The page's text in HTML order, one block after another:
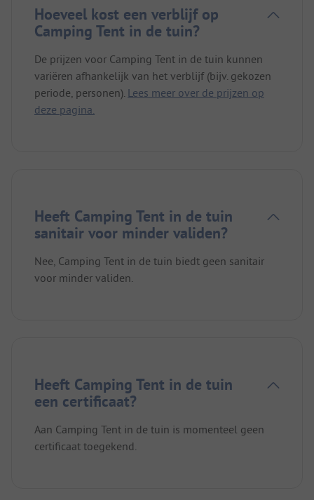
Hoeveel kost een verblijf op
Camping Tent in de tuin?
De prijzen voor Camping Tent in de tuin kunnen
variëren afhankelijk van het verblijf (bijv. gekozen
periode, personen). Lees meer over de prijzen op
deze pagina.
Heeft Camping Tent in de tuin
sanitair voor minder validen?
Nee, Camping Tent in de tuin biedt geen sanitair
voor minder validen.
Heeft Camping Tent in de tuin
een certificaat?
Aan Camping Tent in de tuin is momenteel geen
certificaat toegekend.